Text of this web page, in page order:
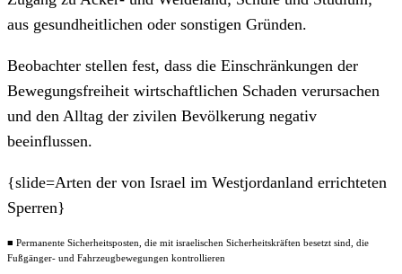
aus gesundheitlichen oder sonstigen Gründen.
Beobachter stellen fest, dass die Einschränkungen der
Bewegungsfreiheit wirtschaftlichen Schaden verursachen
und den Alltag der zivilen Bevölkerung negativ
beeinflussen.
{slide=Arten der von Israel im Westjordanland errichteten
Sperren}
■ Permanente Sicherheitsposten, die mit israelischen Sicherheitskräften besetzt sind, die
Fußgänger- und Fahrzeugbewegungen kontrollieren